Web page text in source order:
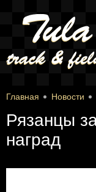
Главная Новости
Рязанцы
наград